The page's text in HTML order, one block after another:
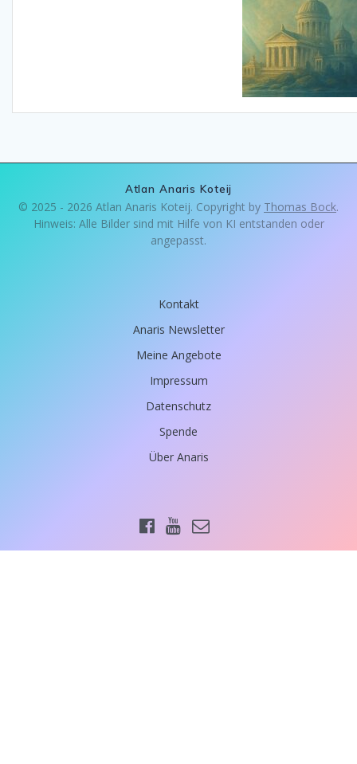
Atlan Anaris Koteij
© 2025 - 2026 Atlan Anaris Koteij. Copyright by Thomas Bock.
Hinweis: Alle Bilder sind mit Hilfe von KI entstanden oder
angepasst.
Kontakt
Anaris Newsletter
Meine Angebote
Impressum
Datenschutz
Spende
Über Anaris